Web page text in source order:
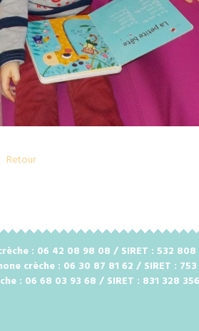
Retour
: 06 42 08 98 08 / SIRET : 532
crèche : 06 30 87 81 62 / SIRET :
: 06 68 03 93 68 / SIRET : 831 328